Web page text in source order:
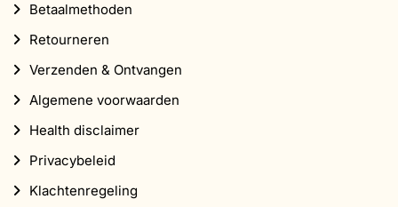
Betaalmethoden
Retourneren
Verzenden & Ontvangen
Algemene voorwaarden
Health disclaimer
Privacybeleid
Klachtenregeling